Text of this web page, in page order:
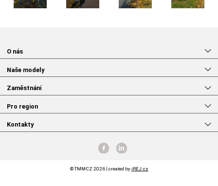
O nás
Naše modely
Zaměstnání
Pro region
Kontakty
© TMMCZ 2026 | created byiREJ.cz